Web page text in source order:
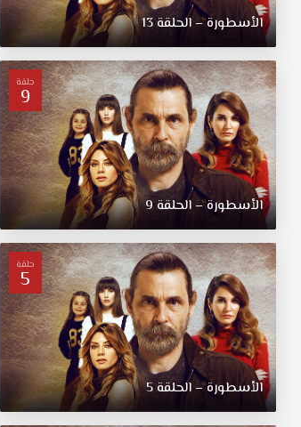
الأسطورة – الحلقة 13
حلقة
9
الأسطورة – الحلقة 9
حلقة
5
الأسطورة – الحلقة 5